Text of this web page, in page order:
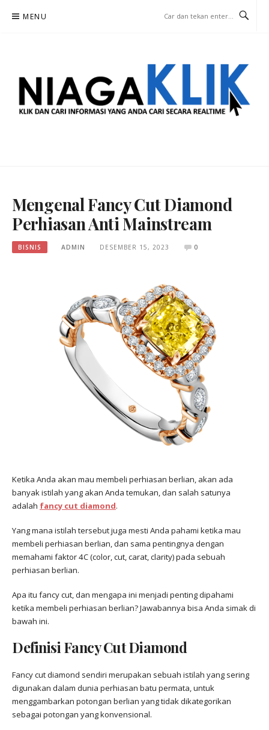
MENU
Mengenal Fancy Cut Diamond
Perhiasan Anti Mainstream
BISNIS ADMIN DESEMBER 15, 2023 0
Ketika Anda akan mau membeli perhiasan berlian, akan ada
banyak istilah yang akan Anda temukan, dan salah satunya
adalah fancy cut diamond.
Yang mana istilah tersebut juga mesti Anda pahami ketika mau
membeli perhiasan berlian, dan sama pentingnya dengan
memahami faktor 4C (color, cut, carat, clarity) pada sebuah
perhiasan berlian.
Apa itu fancy cut, dan mengapa ini menjadi penting dipahami
ketika membeli perhiasan berlian? Jawabannya bisa Anda simak di
bawah ini.
Definisi Fancy Cut Diamond
Fancy cut diamond sendiri merupakan sebuah istilah yang sering
digunakan dalam dunia perhiasan batu permata, untuk
menggambarkan potongan berlian yang tidak dikategorikan
sebagai potongan yang konvensional.